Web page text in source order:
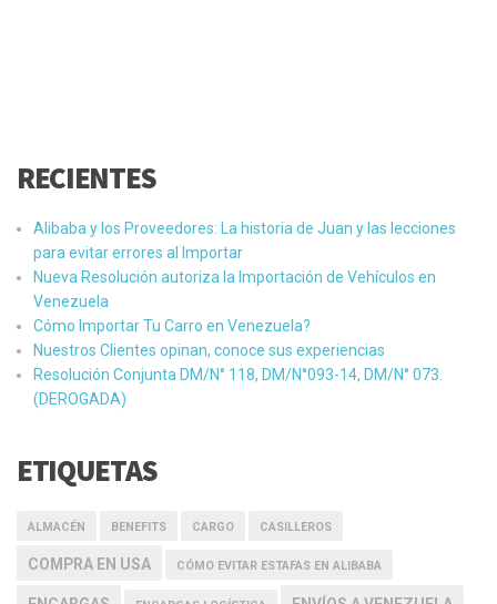
RECIENTES
Alibaba y los Proveedores: La historia de Juan y las lecciones
para evitar errores al Importar
Nueva Resolución autoriza la Importación de Vehículos en
Venezuela
Cómo Importar Tu Carro en Venezuela?
Nuestros Clientes opinan, conoce sus experiencias
Resolución Conjunta DM/N° 118, DM/N°093-14, DM/N° 073.
(DEROGADA)
ETIQUETAS
ALMACÉN BENEFITS CARGO CASILLEROS
COMPRA EN USA CÓMO EVITAR ESTAFAS EN ALIBABA